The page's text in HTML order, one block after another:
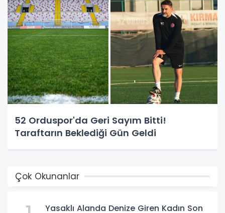
52 Orduspor'da Geri Sayım Bitti!
Taraftarın Beklediği Gün Geldi
Çok Okunanlar
Yasaklı Alanda Denize Giren Kadın Son